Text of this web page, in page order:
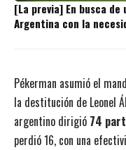
[La previa] En busca
Argentina con la
Pékerman asumió el
la destitución de Leonel
argentino dirigió 74
perdió 16, con una